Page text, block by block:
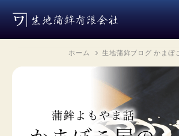
ホーム 生地蒲鉾ブログ かまぼ